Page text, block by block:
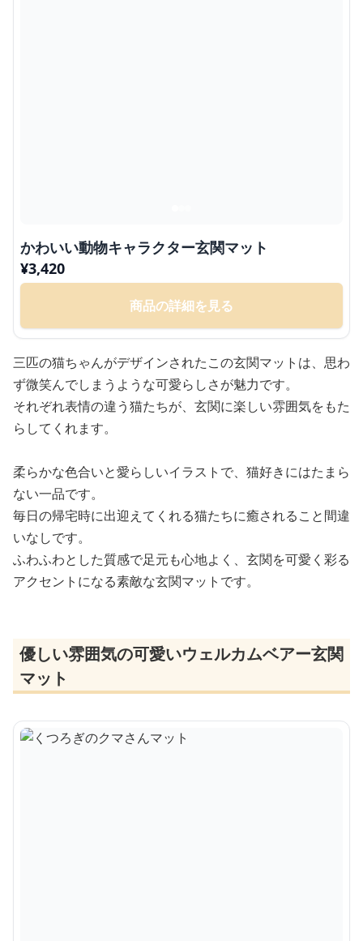
かわいい動物キャラクター玄関マット
¥3,420
商品の詳細を見る
三匹の猫ちゃんがデザインされたこの玄関マットは、思わ
ず微笑んでしまうような可愛らしさが魅力です。
それぞれ表情の違う猫たちが、玄関に楽しい雰囲気をもた
らしてくれます。
柔らかな色合いと愛らしいイラストで、猫好きにはたまら
ない一品です。
毎日の帰宅時に出迎えてくれる猫たちに癒されること間違
いなしです。
ふわふわとした質感で足元も心地よく、玄関を可愛く彩る
アクセントになる素敵な玄関マットです。
優しい雰囲気の可愛いウェルカムベアー玄関
マット